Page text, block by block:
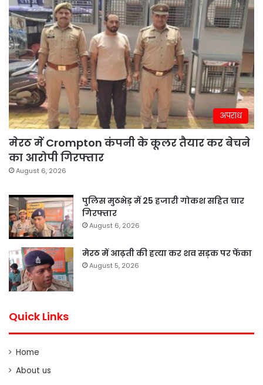
अपराध
मेरठ में Crompton कंपनी के कूलर तैयार कर बेचने
का आरोपी गिरफ्तार
August 6, 2026
पुलिस मुठभेड़ में 25 हजारी गोकश सहित चार
गिरफ्तार
August 6, 2026
मेरठ में आढ़ती की हत्या कर शव सड़क पर फेंका
August 5, 2026
Quick Links
Home
About us